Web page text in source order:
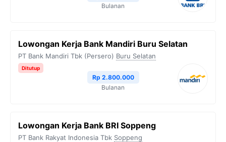
Bulanan
Lowongan Kerja Bank Mandiri Buru Selatan
PT Bank Mandiri Tbk (Persero) Buru Selatan
Ditutup
Rp 2.800.000
Bulanan
Lowongan Kerja Bank BRI Soppeng
PT Bank Rakyat Indonesia Tbk Soppeng